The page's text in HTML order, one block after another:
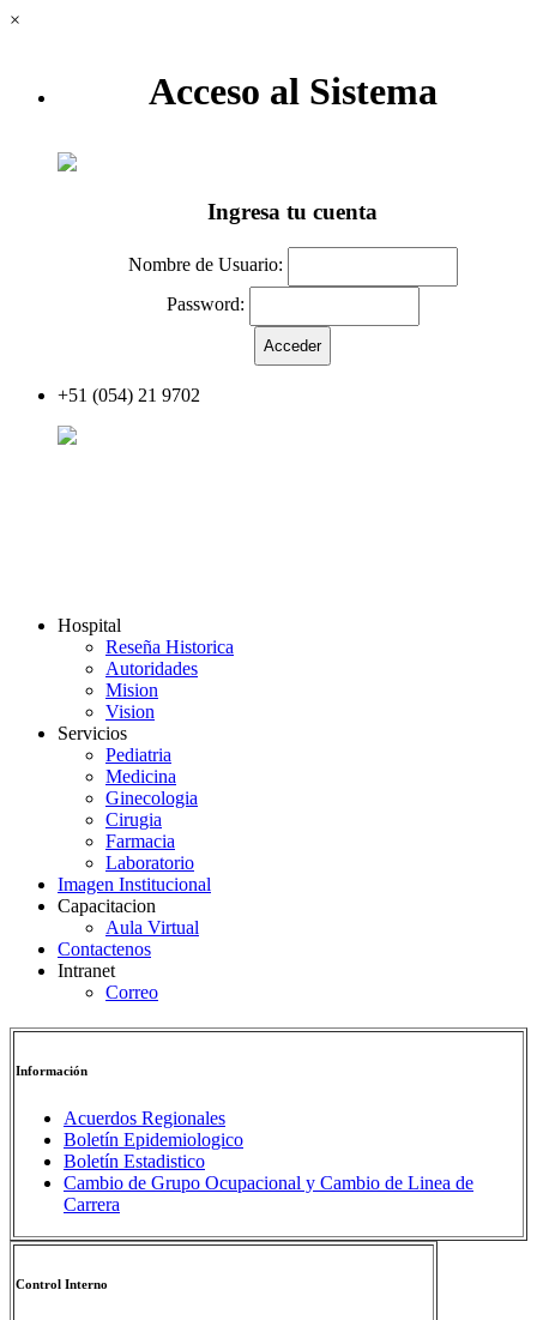
×
Acceso al Sistema
Ingresa tu cuenta
Nombre de Usuario:
Password:
+51 (054) 21 9702
Hospital
Reseña Historica
Autoridades
Mision
Vision
Servicios
Pediatria
Medicina
Ginecologia
Cirugia
Farmacia
Laboratorio
Imagen Institucional
Capacitacion
Aula Virtual
Contactenos
Intranet
Correo
Información
Acuerdos Regionales
Boletín Epidemiologico
Boletín Estadistico
Cambio de Grupo Ocupacional y Cambio de Linea de
Carrera
Control Interno